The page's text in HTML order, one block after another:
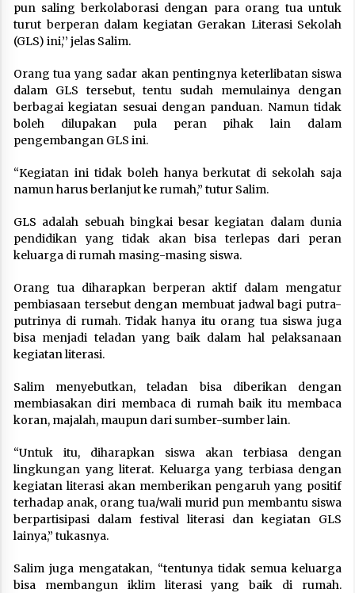
pun saling berkolaborasi dengan para orang tua untuk
turut berperan dalam kegiatan Gerakan Literasi Sekolah
(GLS) ini,’’ jelas Salim.
Orang tua yang sadar akan pentingnya keterlibatan siswa
dalam GLS tersebut, tentu sudah memulainya dengan
berbagai kegiatan sesuai dengan panduan. Namun tidak
boleh dilupakan pula peran pihak lain dalam
pengembangan GLS ini.
“Kegiatan ini tidak boleh hanya berkutat di sekolah saja
namun harus berlanjut ke rumah,” tutur Salim.
GLS adalah sebuah bingkai besar kegiatan dalam dunia
pendidikan yang tidak akan bisa terlepas dari peran
keluarga di rumah masing-masing siswa.
Orang tua diharapkan berperan aktif dalam mengatur
pembiasaan tersebut dengan membuat jadwal bagi putra-
putrinya di rumah. Tidak hanya itu orang tua siswa juga
bisa menjadi teladan yang baik dalam hal pelaksanaan
kegiatan literasi.
Salim menyebutkan, teladan bisa diberikan dengan
membiasakan diri membaca di rumah baik itu membaca
koran, majalah, maupun dari sumber-sumber lain.
“Untuk itu, diharapkan siswa akan terbiasa dengan
lingkungan yang literat. Keluarga yang terbiasa dengan
kegiatan literasi akan memberikan pengaruh yang positif
terhadap anak, orang tua/wali murid pun membantu siswa
berpartisipasi dalam festival literasi dan kegiatan GLS
lainya,” tukasnya.
Salim juga mengatakan, “tentunya tidak semua keluarga
bisa membangun iklim literasi yang baik di rumah.